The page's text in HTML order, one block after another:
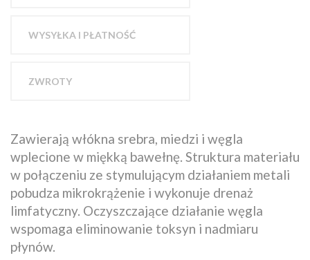
WYSYŁKA I PŁATNOŚĆ
ZWROTY
Zawierają włókna srebra, miedzi i węgla
wplecione w miękką bawełnę. Struktura materiału
w połączeniu ze stymulującym działaniem metali
pobudza mikrokrążenie i wykonuje drenaż
limfatyczny. Oczyszczające działanie węgla
wspomaga eliminowanie toksyn i nadmiaru
płynów.